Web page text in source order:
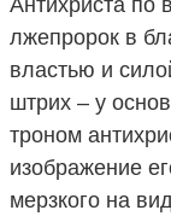
лжепророк в
властью и
штрих – у
троном
изображение
мерзкого на